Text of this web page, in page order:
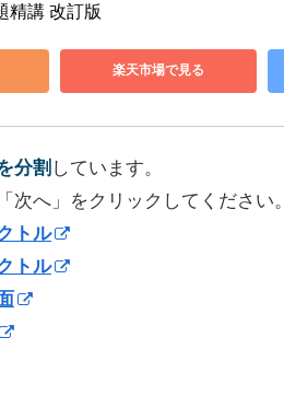
精講 改訂版
楽天市場で見る
分割 しています。
へ」をクリックしてください。
トル
トル